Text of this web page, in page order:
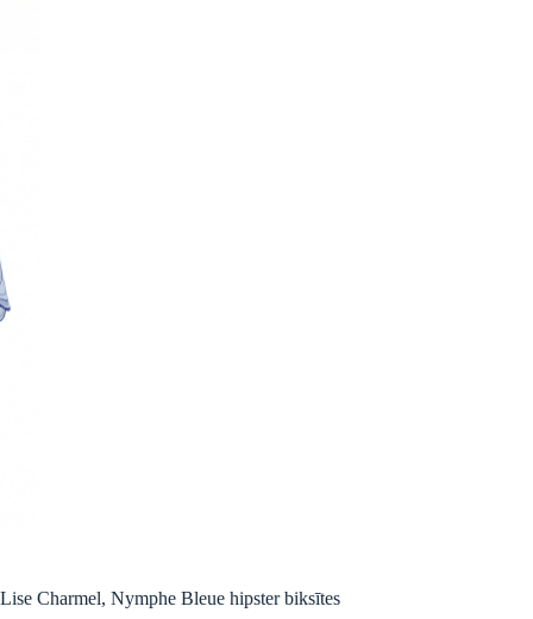
Lise Charmel, Nymphe Bleue hipster biksītes